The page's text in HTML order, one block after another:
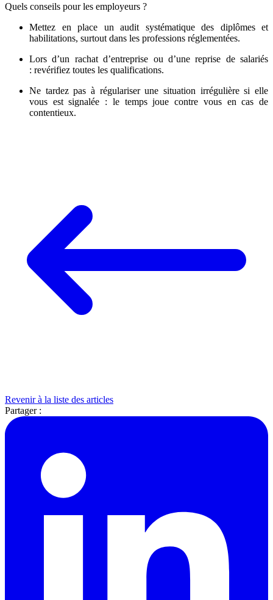
Quels conseils pour les employeurs ?
Mettez en place un audit systématique des diplômes et
habilitations, surtout dans les professions réglementées.
Lors d’un rachat d’entreprise ou d’une reprise de salariés
: revérifiez toutes les qualifications.
Ne tardez pas à régulariser une situation irrégulière si elle
vous est signalée : le temps joue contre vous en cas de
contentieux.
Revenir à la liste des articles
Partager :